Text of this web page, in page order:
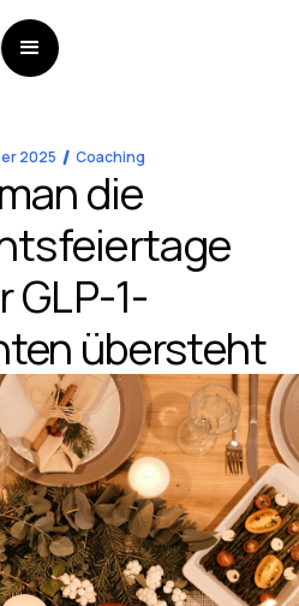
2025 Coaching
die
GLP-1-
übersteht